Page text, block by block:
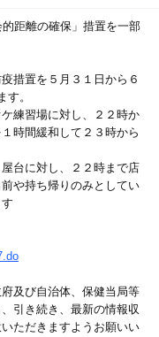
距離の確保」措置を一部
措置を５月３１日から６
。
練習場に対し、２２時か
時間緩和して２３時から
台に対し、２２時まで店
や持ち帰りのみとしてい
及び自治体、保健当局等
引き続き、最新の情報収
ただきますようお願いい